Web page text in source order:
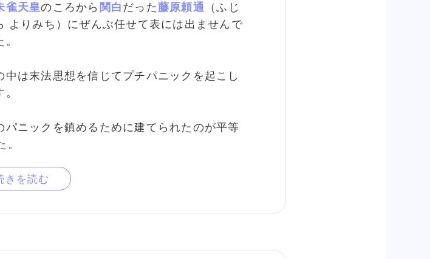
雀天皇のころから 関白だった藤原頼通 （ふじ
よりみち）にぜんぶ任せて表には出ませんで
。
中は末法思想を信じてプチパニックを起こし
。
パニックを鎮めるために建てられたのが平等
きを読む